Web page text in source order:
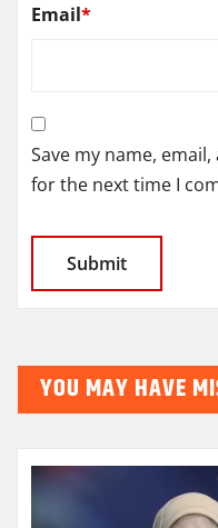
Email*
Save my name,
for the next time I
YOU MAY HAVE